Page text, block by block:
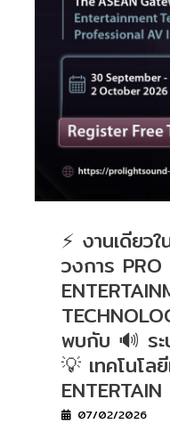
⚡ งานเดียว
วงการ PRO
พบกับ 🔊 ระ
💡 เทคโนโล
ENTERTAIN
07/02/2026